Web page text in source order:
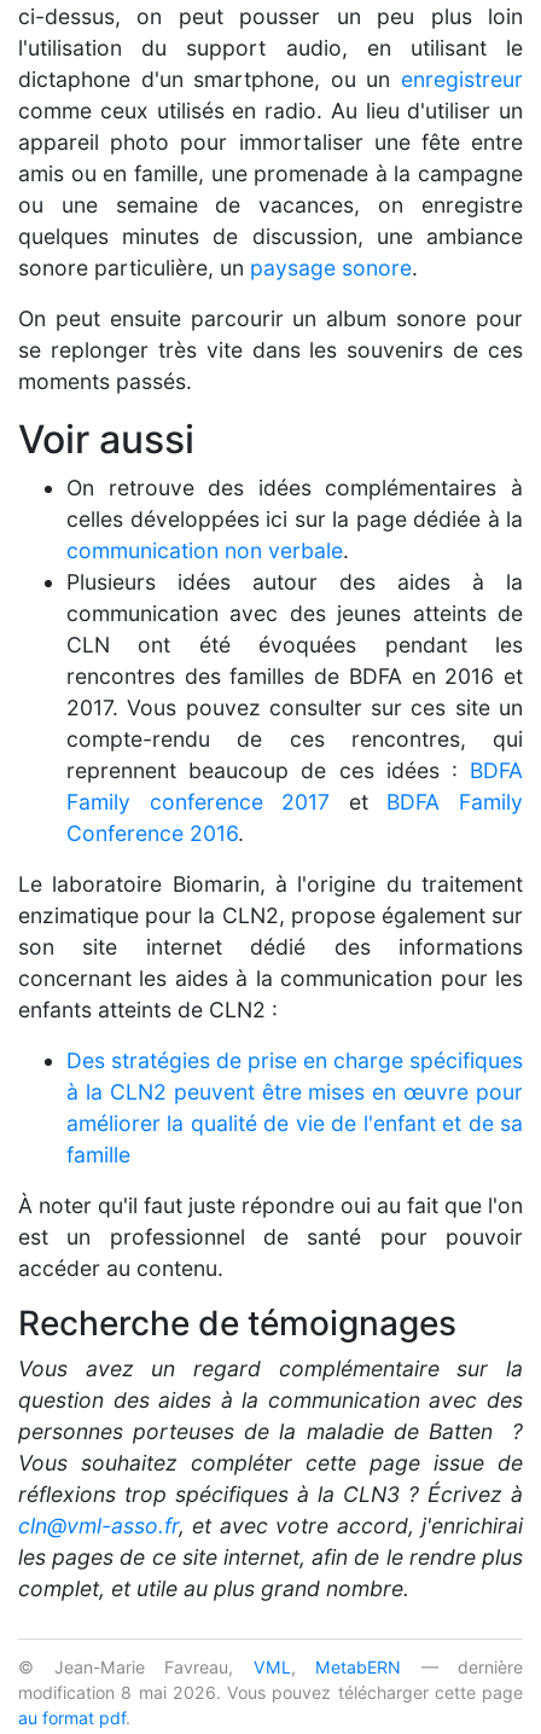
ci-dessus, on peut pousser un peu plus loin
l'utilisation du support audio, en utilisant le
dictaphone d'un smartphone, ou un enregistreur
comme ceux utilisés en radio. Au lieu d'utiliser un
appareil photo pour immortaliser une fête entre
amis ou en famille, une promenade à la campagne
ou une semaine de vacances, on enregistre
quelques minutes de discussion, une ambiance
sonore particulière, un paysage sonore.
On peut ensuite parcourir un album sonore pour
se replonger très vite dans les souvenirs de ces
moments passés.
Voir aussi
On retrouve des idées complémentaires à
celles développées ici sur la page dédiée à la
communication non verbale.
Plusieurs idées autour des aides à la
communication avec des jeunes atteints de
CLN ont été évoquées pendant les
rencontres des familles de BDFA en 2016 et
2017. Vous pouvez consulter sur ces site un
compte-rendu de ces rencontres, qui
reprennent beaucoup de ces idées : BDFA
Family conference 2017 et BDFA Family
Conference 2016.
Le laboratoire Biomarin, à l'origine du traitement
enzimatique pour la CLN2, propose également sur
son site internet dédié des informations
concernant les aides à la communication pour les
enfants atteints de CLN2 :
Des stratégies de prise en charge spécifiques
à la CLN2 peuvent être mises en œuvre pour
améliorer la qualité de vie de l'enfant et de sa
famille
À noter qu'il faut juste répondre oui au fait que l'on
est un professionnel de santé pour pouvoir
accéder au contenu.
Recherche de témoignages
Vous avez un regard complémentaire sur la
question des aides à la communication avec des
personnes porteuses de la maladie de Batten ?
Vous souhaitez compléter cette page issue de
réflexions trop spécifiques à la CLN3 ? Écrivez à
cln@vml-asso.fr, et avec votre accord, j'enrichirai
les pages de ce site internet, afin de le rendre plus
complet, et utile au plus grand nombre.
© Jean-Marie Favreau, VML , MetabERN — dernière
modification 8 mai 2026. Vous pouvez télécharger cette page
au format pdf.